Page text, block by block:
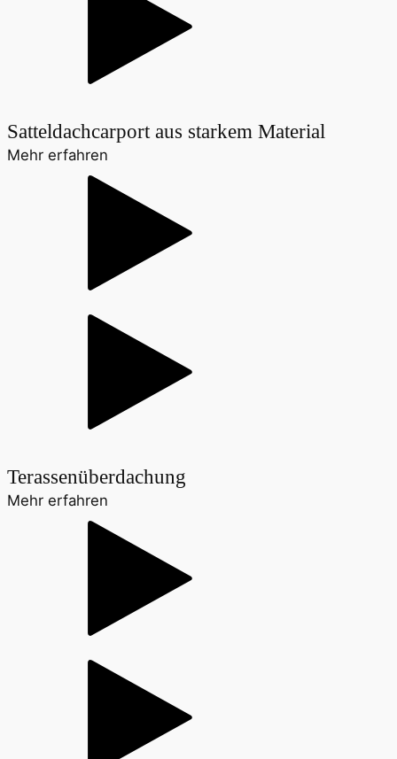
Satteldachcarport aus starkem Material
Mehr erfahren
Terassenüberdachung
Mehr erfahren